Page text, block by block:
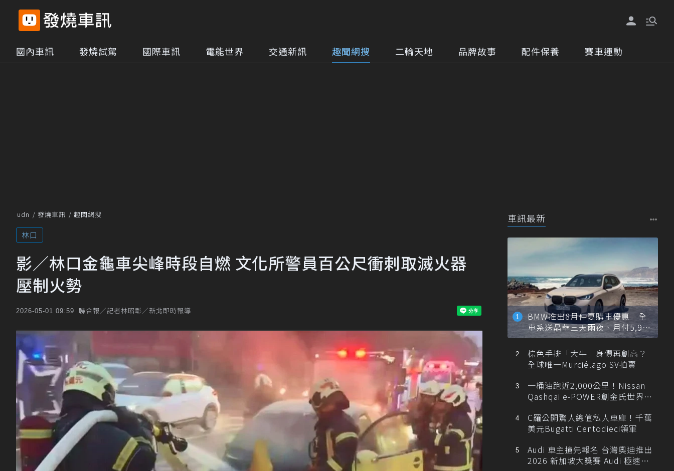
國內車訊 發燒試駕 國際車訊 電能世界 交通新訊 趣聞網搜 二輪天地 品牌故事 配件保養 賽車運動
udn 發燒車訊 趣聞網搜
林口
影／林口金龜車尖峰時段自燃 文化所警員百公尺衝刺取滅火器
壓制火勢
2026-05-01 09:59 聯合報／記者林昭彰／新北即時報導
車訊最新
BMW推出8月仲夏購車優惠 全
車系送晶華三天兩夜、月付5,900
元起
棕色手排「大牛」身價再創高？
全球唯一Murciélago SV拍賣
一桶油跑近2,000公里！Nissan
Qashqai e-POWER創金氏世界紀
C羅公開驚人總值私人車庫！千萬
美元Bugatti Centodieci領軍
Audi 車主搶先報名 台灣奧迪推出
2026 新加坡大獎賽 Audi 極速之